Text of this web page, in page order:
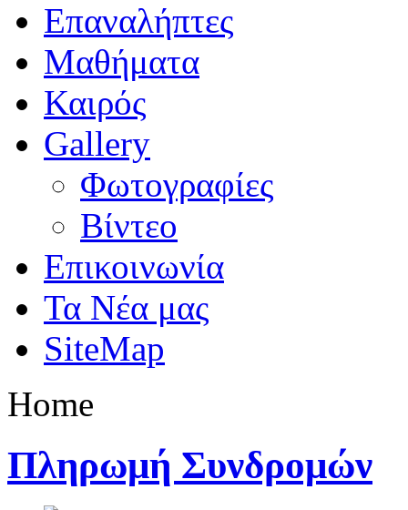
Επαναλήπτες
Μαθήματα
Καιρός
Gallery
Φωτογραφίες
Βίντεο
Επικοινωνία
Τα Νέα μας
SiteMap
Home
Πληρωμή Συνδρομών